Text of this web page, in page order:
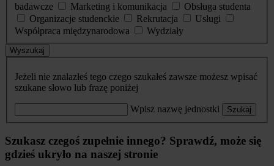
badawcze
Marketing i komunikacja
Obsługa studenta
Organizacje studenckie
Rekrutacja
Usługi
Współpraca międzynarodowa
Wydziały
Wyszukaj
Jeżeli nie znalazłeś tego czego szukałeś zawsze możesz wpisać
szukane słowo lub frazę poniżej
Wpisz nazwę jednostki Szukaj
Szukasz czegoś zupełnie innego? Sprawdź, może się
gdzieś ukryło na naszej stronie